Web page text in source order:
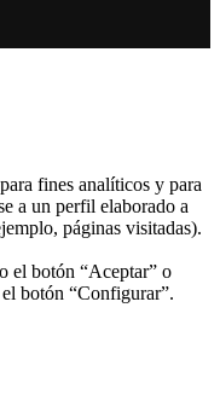
fines analíticos y para
a un perfil elaborado a
páginas visitadas).
el botón “Aceptar” o
botón “Configurar”.